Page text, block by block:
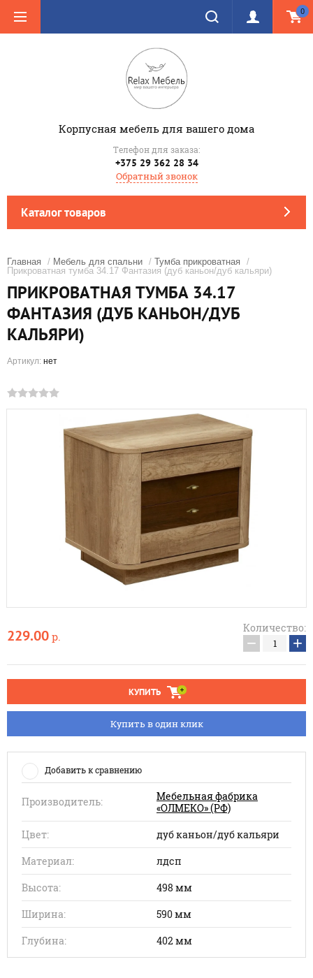
0
Корпусная мебель для вашего дома
Телефон для заказа:
+375 29 362 28 34
Обратный звонок
Каталог товаров
Главная / Мебель для спальни / Тумба прикроватная
/
Прикроватная тумба 34.17 Фантазия (дуб каньон/дуб кальяри)
ПРИКРОВАТНАЯ ТУМБА 34.17
ФАНТАЗИЯ (ДУБ КАНЬОН/ДУБ
КАЛЬЯРИ)
Артикул: нет
229.00 р.
Количество:
− +
КУПИТЬ
Купить в один клик
Добавить к сравнению
Производитель:
Мебельная фабрика
«ОЛМЕКО» (РФ)
Цвет:
дуб каньон/дуб кальяри
Материал:
лдсп
Высота:
498 мм
Ширина:
590 мм
Глубина:
402 мм